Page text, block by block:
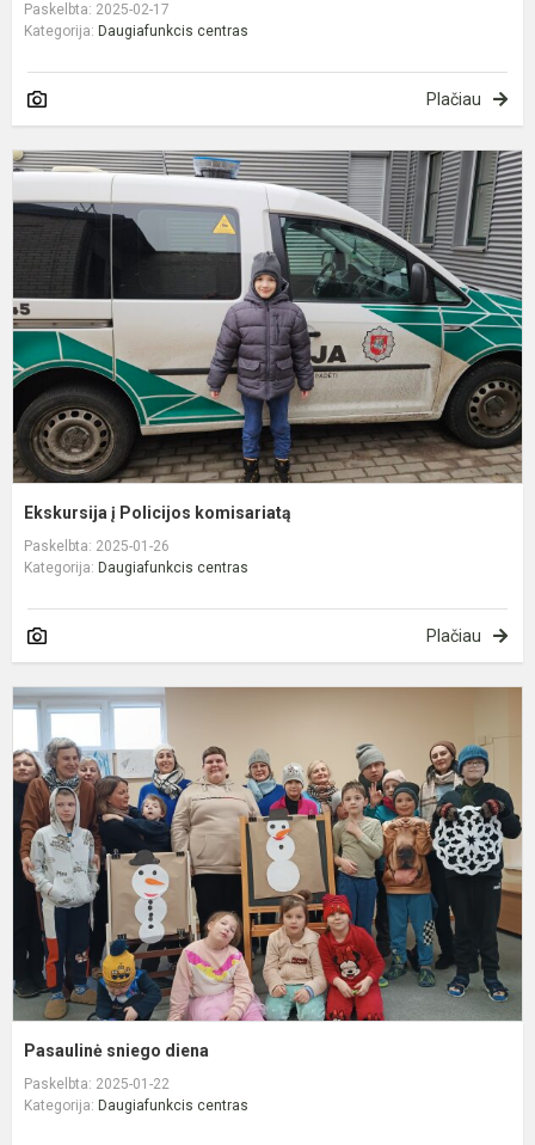
Paskelbta: 2025-02-17
Kategorija: Daugiafunkcis centras
Plačiau
Ekskursija į Policijos komisariatą
Paskelbta: 2025-01-26
Kategorija: Daugiafunkcis centras
Plačiau
Pasaulinė sniego diena
Paskelbta: 2025-01-22
Kategorija: Daugiafunkcis centras